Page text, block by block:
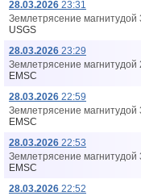
28.03.2026 23:31
Землетрясение магнитудой
USGS
28.03.2026 23:29
Землетрясение магнитудой
EMSC
28.03.2026 22:59
Землетрясение магнитудой
EMSC
28.03.2026 22:53
Землетрясение магнитудой
EMSC
28.03.2026 22:52